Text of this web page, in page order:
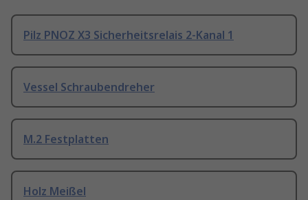
Pilz PNOZ X3 Sicherheitsrelais 2-Kanal 1
Vessel Schraubendreher
M.2 Festplatten
Holz Meißel